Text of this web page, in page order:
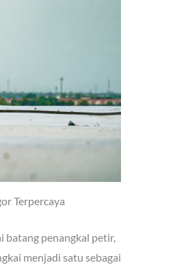
Terpercaya
batang penangkal petir,
menjadi satu sebagai